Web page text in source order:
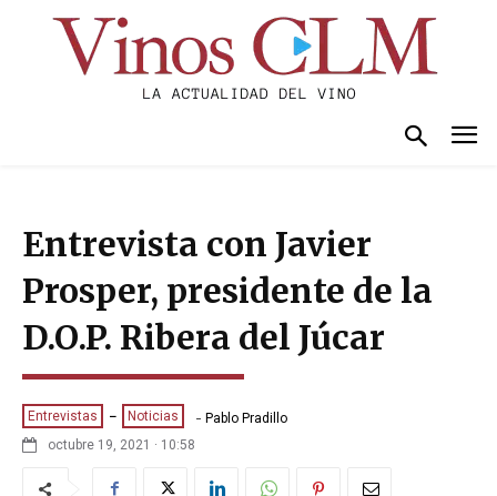
Entrevista con Javier
Prosper, presidente de la
D.O.P. Ribera del Júcar
Entrevistas Noticias - Pablo Pradillo
octubre 19, 2021 · 10:58